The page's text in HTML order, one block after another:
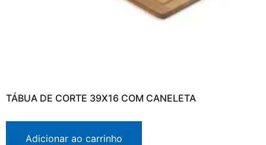
TÁBUA DE CORTE 39X16 COM CANELETA
Adicionar ao carrinho